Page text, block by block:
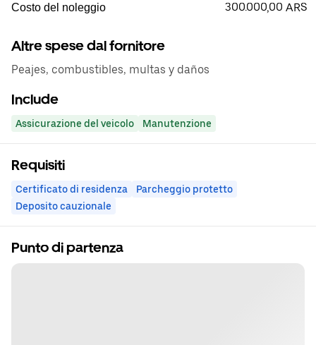
Costo del noleggio 300.000,00 ARS
Altre spese dal fornitore
Peajes, combustibles, multas y daños
Include
Assicurazione del veicolo Manutenzione
Requisiti
Certificato di residenza
Parcheggio protetto
Deposito cauzionale
Punto di partenza